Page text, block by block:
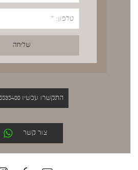
התקשרו עכשיו 052-5535400
צור קשר